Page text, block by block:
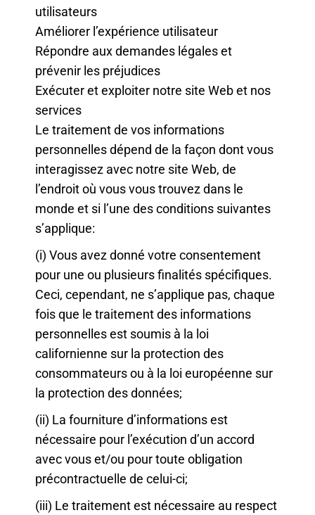
utilisateurs
Améliorer l’expérience utilisateur
Répondre aux demandes légales et
prévenir les préjudices
Exécuter et exploiter notre site Web et nos
services
Le traitement de vos informations
personnelles dépend de la façon dont vous
interagissez avec notre site Web, de
l’endroit où vous vous trouvez dans le
monde et si l’une des conditions suivantes
s’applique:
(i) Vous avez donné votre consentement
pour une ou plusieurs finalités spécifiques.
Ceci, cependant, ne s’applique pas, chaque
fois que le traitement des informations
personnelles est soumis à la loi
californienne sur la protection des
consommateurs ou à la loi européenne sur
la protection des données;
(ii) La fourniture d’informations est
nécessaire pour l’exécution d’un accord
avec vous et/ou pour toute obligation
précontractuelle de celui-ci;
(iii) Le traitement est nécessaire au respect